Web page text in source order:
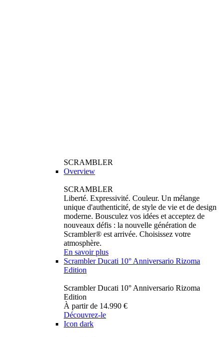
SCRAMBLER
Overview
SCRAMBLER
Liberté. Expressivité. Couleur. Un mélange
unique d'authenticité, de style de vie et de design
moderne. Bousculez vos idées et acceptez de
nouveaux défis : la nouvelle génération de
Scrambler® est arrivée. Choisissez votre
atmosphère.
En savoir plus
Scrambler Ducati 10° Anniversario Rizoma
Edition
Scrambler Ducati 10° Anniversario Rizoma
Edition
À partir de 14.990 €
Découvrez-le
Icon dark